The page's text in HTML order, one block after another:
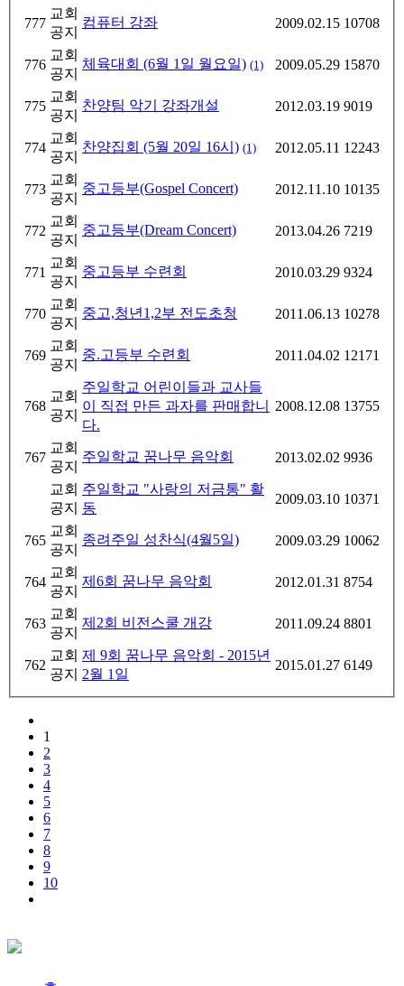
777
교회
공지
컴퓨터 강좌 2009.02.15 10708
776
교회
공지
체육대회 (6월 1일 월요일) (1) 2009.05.29 15870
775
교회
공지
찬양팀 악기 강좌개설 2012.03.19 9019
774
교회
공지
찬양집회 (5월 20일 16시) (1) 2012.05.11 12243
773
교회
공지
중고등부(Gospel Concert) 2012.11.10 10135
772
교회
공지
중고등부(Dream Concert) 2013.04.26 7219
771
교회
공지
중고등부 수련회 2010.03.29 9324
770
교회
공지
중고,청년1,2부 전도초청 2011.06.13 10278
769
교회
공지
중.고등부 수련회 2011.04.02 12171
768
교회
공지
주일학교 어린이들과 교사들
이 직접 만든 과자를 판매합니
다.
2008.12.08 13755
767
교회
공지
주일학교 꿈나무 음악회 2013.02.02 9936
교회
공지
주일학교 "사랑의 저금통" 활
동
2009.03.10 10371
765
교회
공지
종려주일 성찬식(4월5일) 2009.03.29 10062
764
교회
공지
제6회 꿈나무 음악회 2012.01.31 8754
763
교회
공지
제2회 비전스쿨 개강 2011.09.24 8801
762
교회
공지
제 9회 꿈나무 음악회 - 2015년
2월 1일
2015.01.27 6149
1
2
3
4
5
6
7
8
9
10